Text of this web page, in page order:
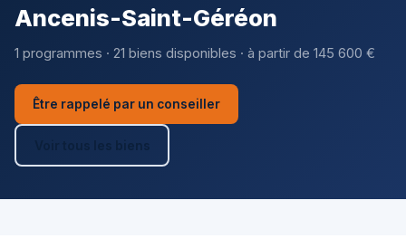
Ancenis-Saint-Géréon
1 programmes · 21 biens disponibles · à partir de 145 600 €
Être rappelé par un conseiller
Voir tous les biens